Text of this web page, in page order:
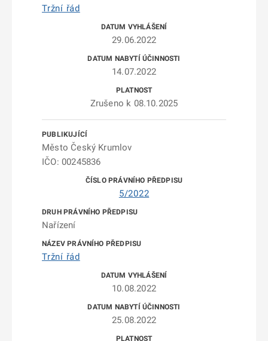
Tržní řád
29.06.2022
14.07.2022
Zrušeno k 08.10.2025
Město Český Krumlov
IČO: 00245836
5/2022
Nařízení
Tržní řád
10.08.2022
25.08.2022